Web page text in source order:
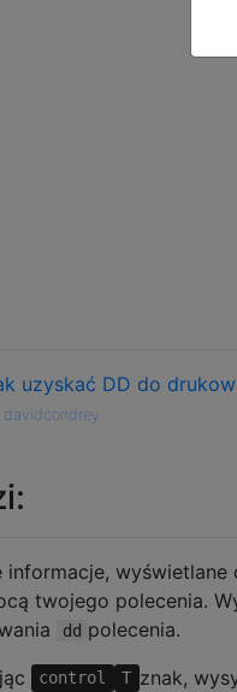
uzyskać DD do
davidcondrey
informacje,
twojego polecenia.
dd polecenia.
control T znak,